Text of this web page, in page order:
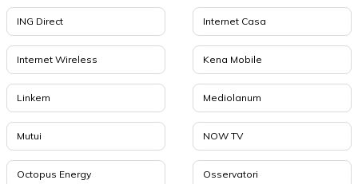
ING Direct Internet Casa
Internet Wireless Kena Mobile
Linkem Mediolanum
Mutui NOW TV
Octopus Energy Osservatori